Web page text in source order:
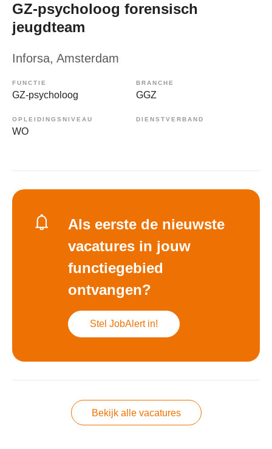
GZ-psycholoog forensisch
jeugdteam
Inforsa, Amsterdam
FUNCTIE
GZ-psycholoog
BRANCHE
GGZ
OPLEIDINGSNIVEAU
WO
DIENSTVERBAND
Als eerste de nieuwste
vacatures in jouw
functiegebied
ontvangen?
Stel JobAlert in!
Bekijk alle vacatures